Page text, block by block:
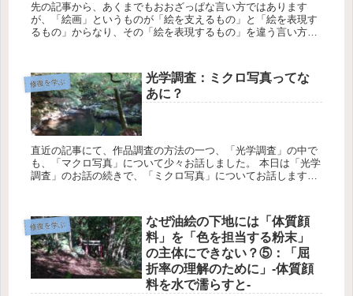
先の記事から、あくまでもおおざっぱな言い方ではあります
が、「絵画」というものが「絵を支えるもの」と「絵を表現す
るもの」からなり、その「絵を表現するもの」を違う言い方と
修復を学ぶ
光学調査：ミクロ写真ってな
あに？
直近の記事にて、作品調査の方法の一つ、「光学調査」の中で
も、「マクロ写真」について少々お話しました。 本日は「光学
調査」のお話の続きで、「ミクロ写真」についてお話します。
修復を学ぶ
なぜ油絵の下地には「体質顔
料」を「色を担当する粉末」
の主体にできない？⑤：「屈
折率の理解のために」-体質顔
料を水で濡らすと-